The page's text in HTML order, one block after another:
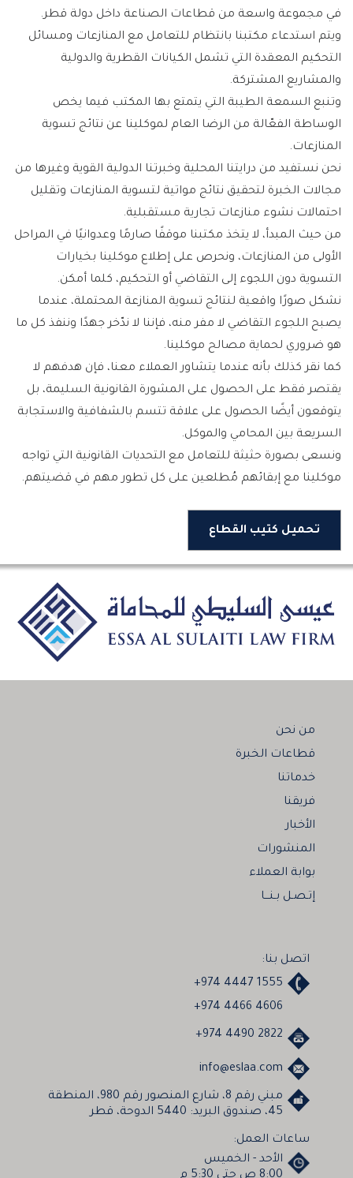
في مجموعة واسعة من قطاعات الصناعة داخل دولة قطر.
ويتم استدعاء مكتبنا بانتظام للتعامل مع المنازعات ومسائل
التحكيم المعقدة التي تشمل الكيانات القطرية والدولية
والمشاريع المشتركة.
وتنبع السمعة الطيبة التي يتمتع بها المكتب فيما يخص
الوساطة الفعّالة من الرضا العام لموكلينا عن نتائج تسوية
المنازعات.
نحن نستفيد من درايتنا المحلية وخبرتنا الدولية القوية وغيرها من
مجالات الخبرة لتحقيق نتائج مواتية لتسوية المنازعات وتقليل
احتمالات نشوء منازعات تجارية مستقبلية.
من حيث المبدأ، لا يتخذ مكتبنا موقفًا صارمًا وعدوانيًا في المراحل
الأولى من المنازعات، ونحرص على إطلاع موكلينا بخيارات
التسوية دون اللجوء إلى التقاضي أو التحكيم، كلما أمكن.
نشكل صورًا واقعية لنتائج تسوية المنازعة المحتملة، عندما
يصبح اللجوء التقاضي لا مفر منه، فإننا لا ندّخر جهدًا وننفذ كل ما
هو ضروري لحماية مصالح موكلينا.
كما نقر كذلك بأنه عندما يتشاور العملاء معنا، فإن هدفهم لا
يقتصر فقط على الحصول على المشورة القانونية السليمة، بل
يتوقعون أيضًا الحصول على علاقة تتسم بالشفافية والاستجابة
السريعة بين المحامي والموكل.
ونسعى بصورة حثيثة للتعامل مع التحديات القانونية التي تواجه
موكلينا مع إبقائهم مُطلعين على كل تطور مهم في قضيتهم.
تحميل كتيب القطاع
من نحن
قطاعات الخبرة
خدماتنا
فريقنا
الأخبار
المنشورات
بوابة العملاء
إتـصـل بـنـــا
اتصل بنا:
+974 4447 1555
+974 4466 4606
+974 4490 2822
info@eslaa.com
مبني رقم 8، شارع المنصور رقم 980، المنطقة
45، صندوق البريد: 5440 الدوحة، قطر
ساعات العمل:
الأحد - الخميس